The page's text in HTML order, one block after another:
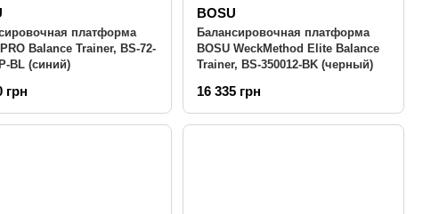
платформа
Balance Trainer, BS-72-
BL (синий)
грн
BOSU
Балансировочная платформа
BOSU WeckMethod Elite Balance
Trainer, BS-350012-BK (черный)
16 335 грн